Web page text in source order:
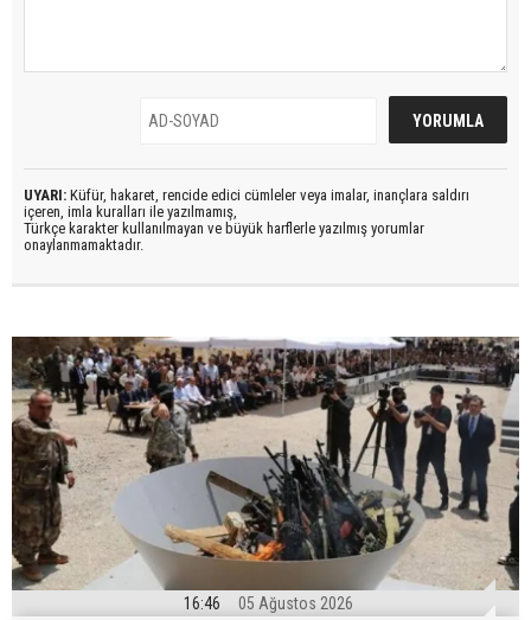
UYARI: Küfür, hakaret, rencide edici cümleler veya imalar, inançlara saldırı
içeren, imla kuralları ile yazılmamış,
Türkçe karakter kullanılmayan ve büyük harflerle yazılmış yorumlar
onaylanmamaktadır.
16:46 05 Ağustos 2026